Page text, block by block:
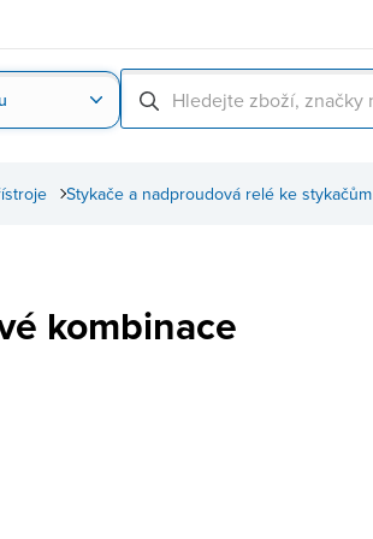
Stykače a nadproudová relé ke stykačům
kombinace